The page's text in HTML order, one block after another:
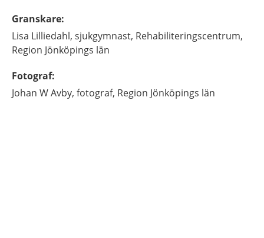
Granskare:
Lisa Lilliedahl, sjukgymnast, Rehabiliteringscentrum,
Region Jönköpings län
Fotograf:
Johan W Avby, fotograf, Region Jönköpings län